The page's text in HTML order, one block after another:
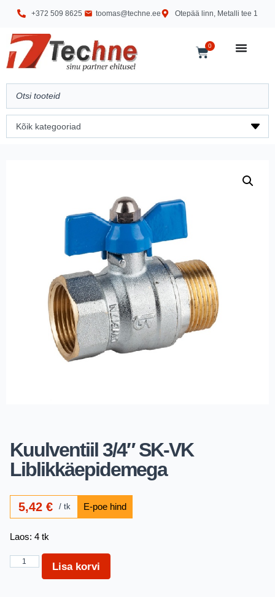
+372 509 8625 toomas@techne.ee Otepää linn, Metalli tee 1
0
Kuulventiil 3/4″ SK-VK
Liblikkäepidemega
5,42€ tk
Laos: 4 tk
Lisa korvi